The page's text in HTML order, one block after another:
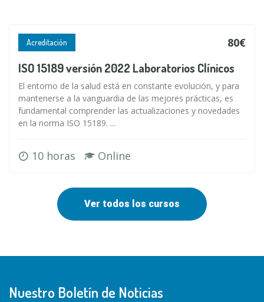
Acreditación 80€
ISO 15189 versión 2022 Laboratorios Clínicos
El entorno de la salud está en constante evolución, y para
mantenerse a la vanguardia de las mejores prácticas, es
fundamental comprender las actualizaciones y novedades
en la norma ISO 15189. ...
10 horas Online
Ver todos los cursos
Nuestro Boletín de Noticias